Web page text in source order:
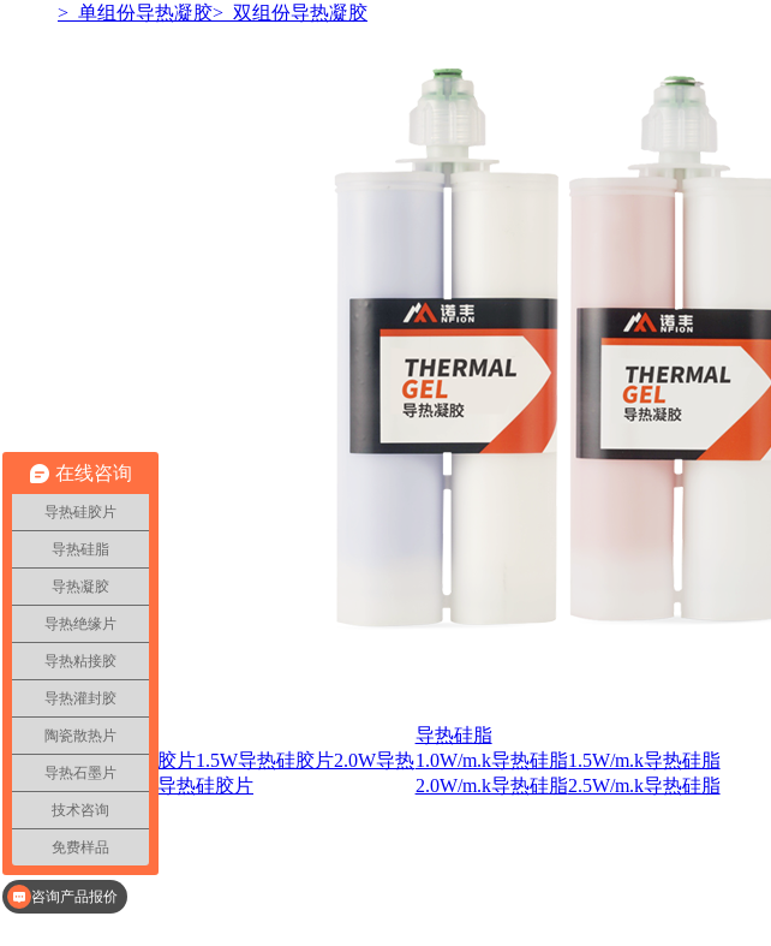
> 单组份导热凝胶> 双组份导热凝胶
导热凝胶
产品中心
导热硅胶片
1.0W导热硅胶片1.5W导热硅胶片2.0W导热
硅胶片
3.0W导热硅胶片
导热硅脂
1.0W/m.k导热硅脂1.5W/m.k导热硅脂
2.0W/m.k导热硅脂2.5W/m.k导热硅脂
在线咨询
导热硅胶片
导热硅脂
导热凝胶
导热绝缘片
导热粘接胶
导热灌封胶
陶瓷散热片
导热石墨片
技术咨询
免费样品
咨询产品报价
了解导热散热解决方案